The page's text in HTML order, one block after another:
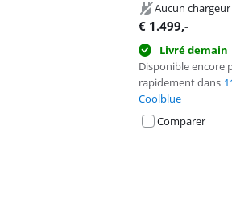
Aucun
€ 1.499,-
Livré demain
Disponible encore
rapidement dans
Coolblue
Comparer